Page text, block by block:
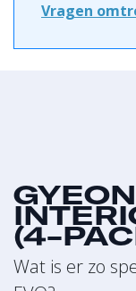
Vragen
(4-
Wat is er zo